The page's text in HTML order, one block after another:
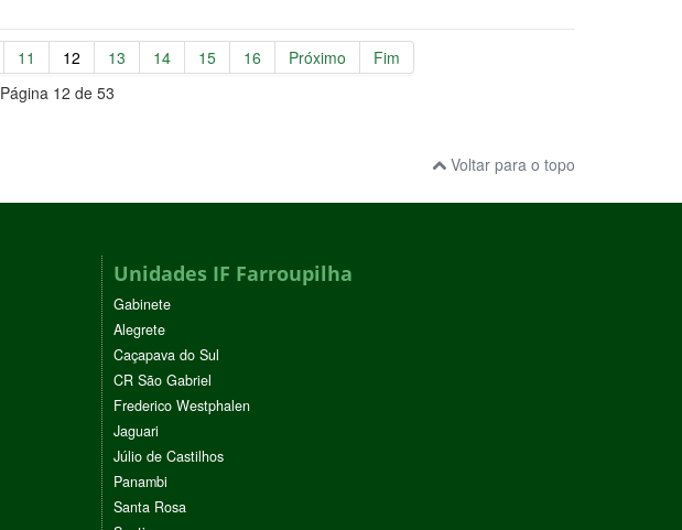
11 12 13 14 15 16 Próximo
Fim
Página 12 de 53
Voltar para o topo
Unidades IF Farroupilha
Gabinete
Alegrete
Caçapava do Sul
CR São Gabriel
Frederico Westphalen
Jaguari
Júlio de Castilhos
Panambi
Santa Rosa